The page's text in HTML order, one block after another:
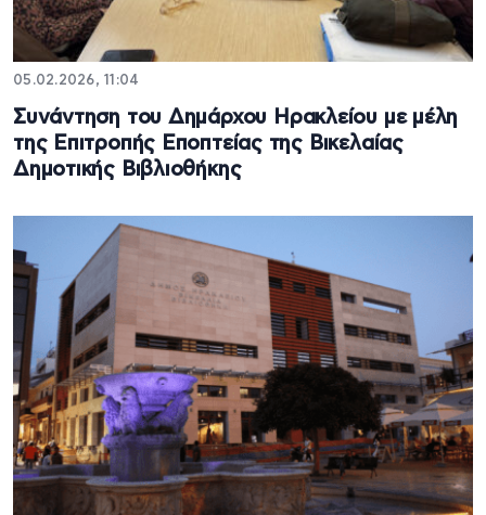
05.02.2026, 11:04
Συνάντηση του Δημάρχου Ηρακλείου με μέλη
της Επιτροπής Εποπτείας της Βικελαίας
Δημοτικής Βιβλιοθήκης